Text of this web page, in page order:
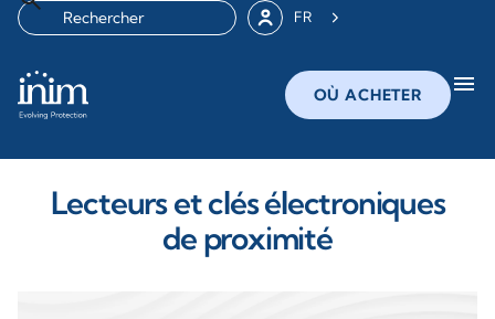
FR
OÙ ACHETER menu
Lecteurs et clés électroniques
de proximité